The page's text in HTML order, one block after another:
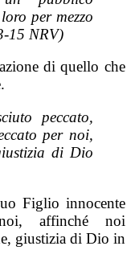
per mezzo
15 NRV)
di quello che
peccato,
per noi,
di Dio
Figlio innocente
affinché noi
giustizia di Dio in